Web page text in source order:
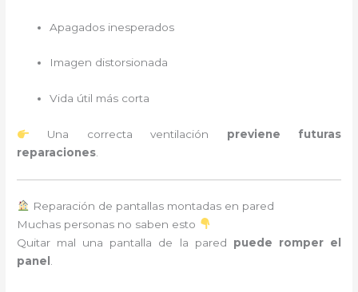
Apagados inesperados
Imagen distorsionada
Vida útil más corta
Una correcta ventilación previene futuras
reparaciones
Reparación de pantallas montadas en pared
Muchas personas no saben esto
Quitar mal una pantalla de la pared puede romper el
panel